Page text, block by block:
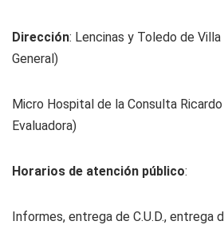
Dirección: Lencinas y Toledo de
General)
Micro Hospital de la Consulta
Evaluadora)
Horarios de atención público:
Informes, entrega de C.U.D., entrega